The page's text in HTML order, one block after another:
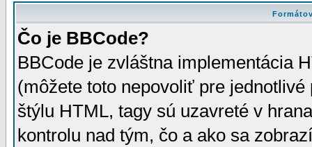
Čo je BBCode?
BBCode je zvláštna implementácia
(môžete toto nepovoliť pre
štýlu HTML, tagy sú uzavreté v
kontrolu nad tým, čo a ako sa